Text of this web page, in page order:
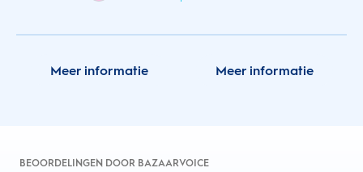
Meer informatie Meer informatie
BEOORDELINGEN DOOR BAZAARVOICE